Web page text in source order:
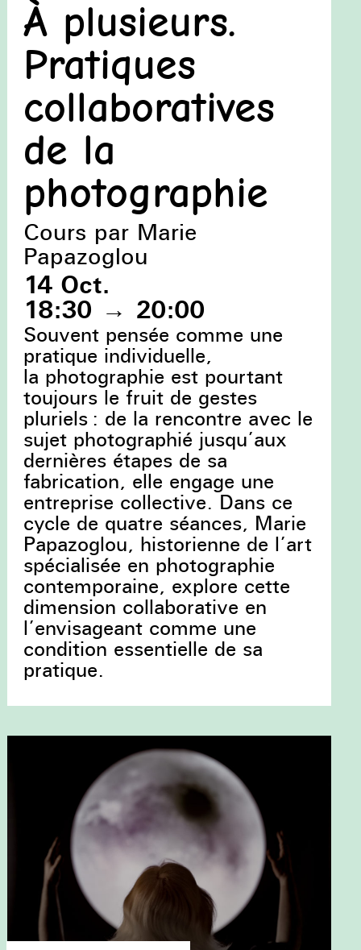
À plusieurs.
Pratiques
collaboratives
de la
photographie
Cours par Marie
Papazoglou
14 Oct.
18:30 → 20:00
Souvent pensée comme une
pratique individuelle,
la photographie est pourtant
toujours le fruit de gestes
pluriels : de la rencontre avec le
sujet photographié jusqu’aux
dernières étapes de sa
fabrication, elle engage une
entreprise collective. Dans ce
cycle de quatre séances, Marie
Papazoglou, historienne de l’art
spécialisée en photographie
contemporaine, explore cette
dimension collaborative en
l’envisageant comme une
condition essentielle de sa
pratique.